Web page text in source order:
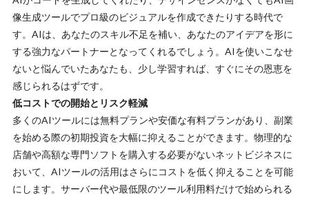
像生成ツールでプロ級のビジュアルを作成できたりする時代で
す。AIは、あなたのスキル不足を補い、あなたのアイデアを形に
する強力なパートナーとなってくれるでしょう。AIを使いこなせ
ないと悩んでいたあなたも、少し学習すれば、すぐにその恩恵を
感じられるはずです。
低コストでの開始とリスク軽減
多くのAIツールには無料プランや安価な有料プランがあり、副業
を始める際の初期投資を大幅に抑えることができます。物理的な
店舗や高額な専門ソフトを購入する必要がないネットビジネスに
おいて、AIツールの活用はさらにコストを低く抑えることを可能
にします。サーバー代や最低限のツール利用料だけで始められる